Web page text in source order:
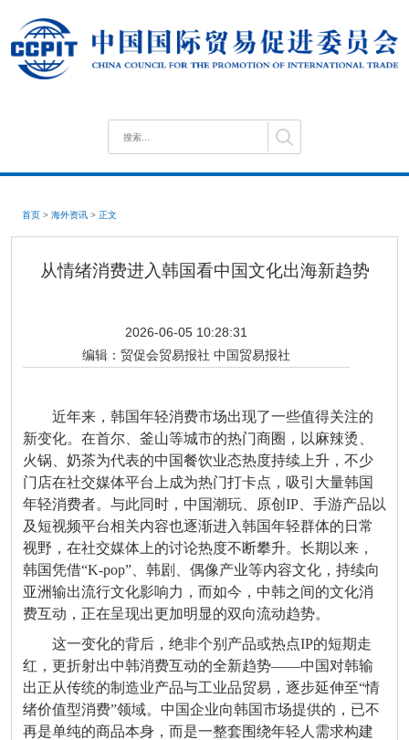
首页 > 海外资讯 > 正文
从情绪消费进入韩国看中国文化出海新趋势
2026-06-05 10:28:31
编辑： 贸促会贸易报社 中国贸易报社
近年来，韩国年轻消费市场出现了一些值得关注的
新变化。在首尔、釜山等城市的热门商圈，以麻辣烫、
火锅、奶茶为代表的中国餐饮业态热度持续上升，不少
门店在社交媒体平台上成为热门打卡点，吸引大量韩国
年轻消费者。与此同时，中国潮玩、原创IP、手游产品以
及短视频平台相关内容也逐渐进入韩国年轻群体的日常
视野，在社交媒体上的讨论热度不断攀升。长期以来，
韩国凭借“K-pop”、韩剧、偶像产业等内容文化，持续向
亚洲输出流行文化影响力，而如今，中韩之间的文化消
费互动，正在呈现出更加明显的双向流动趋势。
这一变化的背后，绝非个别产品或热点IP的短期走
红，更折射出中韩消费互动的全新趋势——中国对韩输
出正从传统的制造业产品与工业品贸易，逐步延伸至“情
绪价值型消费”领域。中国企业向韩国市场提供的，已不
再是单纯的商品本身，而是一整套围绕年轻人需求构建